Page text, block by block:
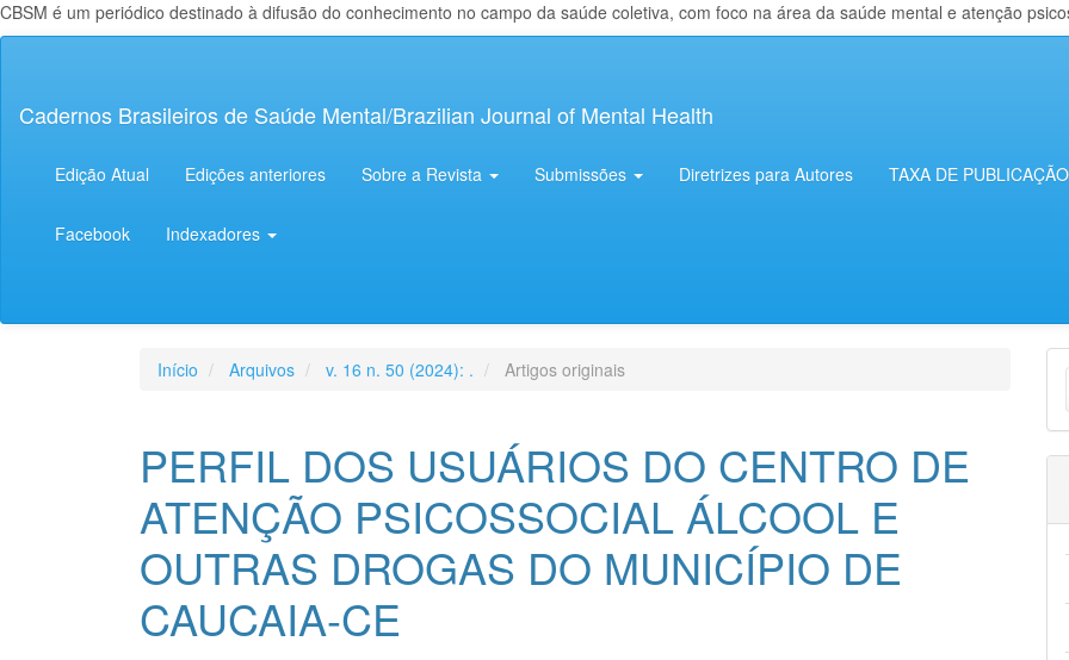
CBSM é um periódico destinado à difusão do conhecimento no campo da saúde coletiva, com foco na área da saúde mental e atenção
principal
Lateral
Cadernos Brasileiros de Saúde Mental/Brazilian Journal of Mental Health
Edição Atual Edições anteriores Sobre a Revista Submissões Diretrizes para Autores TAXA DE PUBLICAÇÃO
Facebook Indexadores
Início Arquivos v. 16 n. 50 (2024): . Artigos originais
PERFIL DOS USUÁRIOS DO CENTRO DE
ATENÇÃO PSICOSSOCIAL ÁLCOOL E
OUTRAS DROGAS DO MUNICÍPIO DE
CAUCAIA-CE